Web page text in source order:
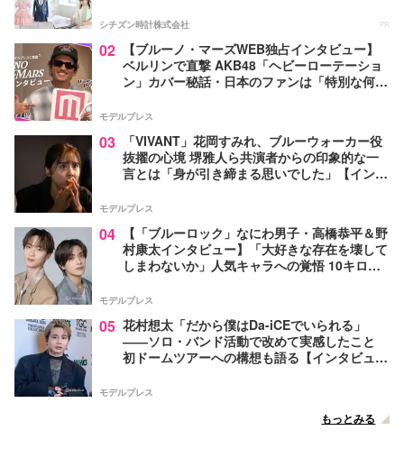
シチズン時計株式会社 PR
02
【ブルーノ・マーズWEB独占インタビュー】
ベルリンで直撃 AKB48「ヘビーローテーショ
ン」カバー秘話・日本のファンは「特別な何か
モデルプレス
03
「VIVANT」花岡すみれ、ブルーウォーカー役
抜擢の心境 堺雅人ら共演者からの印象的な一
言とは「身が引き締まる思いでした」【インタ
モデルプレス
04
【「ブルーロック」なにわ男子・高橋恭平＆野
村康太インタビュー】「大好きな存在を壊して
しまわないか」人気キャラへの覚悟 10キロ増
モデルプレス
05 花村想太「だから僕はDa-iCEでいられる」
――ソロ・バンド活動で改めて実感したこと
初ドームツアーへの構想も語る【インタビュ
モデルプレス
もっとみる